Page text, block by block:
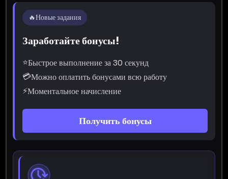
🔥Новые задания
Заработайте бонусы!
⭐Быстрое выполнение за 30 секунд
💳Можно оплатить бонусами всю работу
⚡Моментальное начисление
Получить бонусы